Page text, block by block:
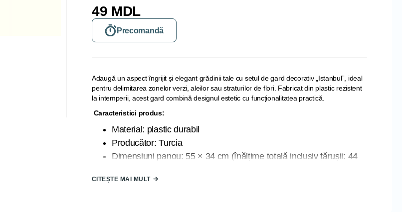
49 MDL
Precomandă
Adaugă un aspect îngrijit și elegant grădinii tale cu setul de gard decorativ „Istanbul”, ideal
pentru delimitarea zonelor verzi, aleilor sau straturilor de flori. Fabricat din plastic rezistent
la intemperii, acest gard combină designul estetic cu funcționalitatea practică.
Caracteristici produs:
Material: plastic durabil
Producător: Turcia
Dimensiuni panou: 55 × 34 cm (înălțime totală inclusiv țărușii: 44
Înălțimea țărușilor: 10 cm
CITEȘTE MAI MULT